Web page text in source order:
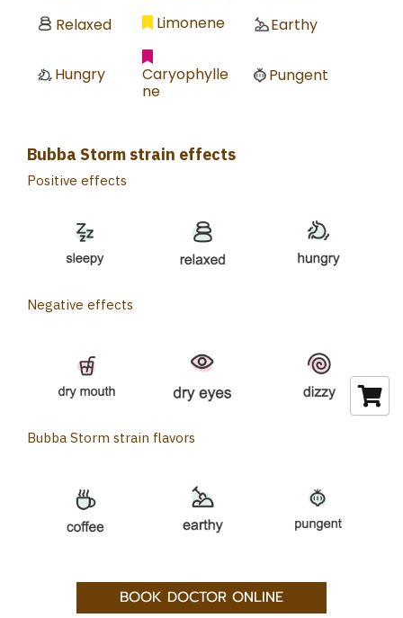
Relaxed
Limonene Earthy
Hungry
Caryophylle
ne
Pungent
Bubba Storm strain effects
Positive effects
Negative effects
Bubba Storm strain flavors
BOOK DOCTOR ONLINE